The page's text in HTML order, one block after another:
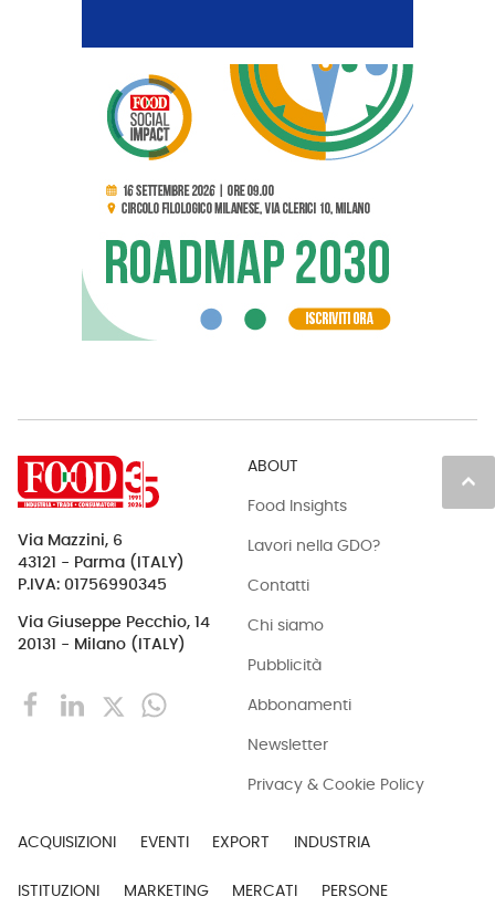
keyboard_arrow_up
Via Mazzini, 6
43121 - Parma (ITALY)
P.IVA: 01756990345
Via Giuseppe Pecchio, 14
20131 - Milano (ITALY)
ABOUT
Food Insights
Lavori nella GDO?
Contatti
Chi siamo
Pubblicità
Abbonamenti
Newsletter
Privacy & Cookie Policy
ACQUISIZIONI EVENTI EXPORT INDUSTRIA
ISTITUZIONI MARKETING MERCATI PERSONE